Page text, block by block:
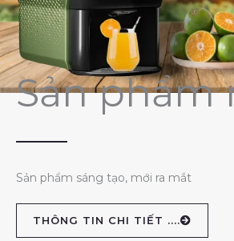
Sản phẩm
Sản phẩm sáng tạo, mới ra mắt
THÔNG TIN CHI TIẾT ....